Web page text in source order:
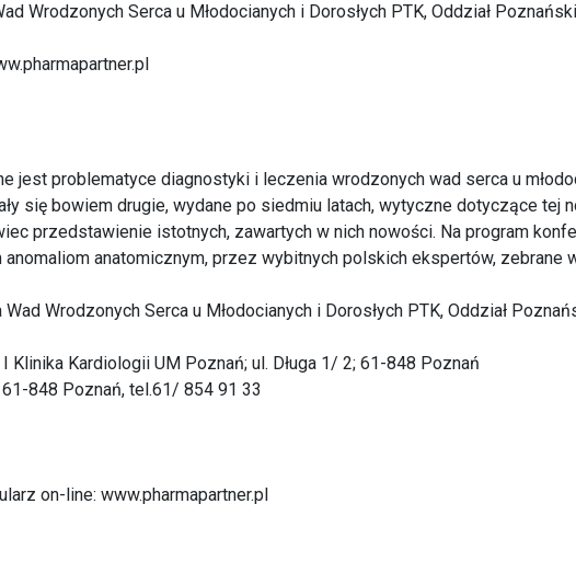
Wrodzonych Serca u Młodocianych i Dorosłych PTK, Oddział
jest problematyce diagnostyki i leczenia wrodzonych wad serca u
się bowiem drugie, wydane po siedmiu latach, wytyczne dotyczące tej
przedstawienie istotnych, zawartych w nich nowości. Na program
anatomicznym, przez wybitnych polskich ekspertów, zebrane
Wad Wrodzonych Serca u Młodocianych i Dorosłych PTK, Oddział
Klinika Kardiologii UM Poznań; ul. Długa 1/ 2; 61-848 Poznań
61-848 Poznań, tel.61/ 854 91 33
on-line: www.pharmapartner.pl